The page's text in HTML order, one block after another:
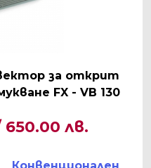
за открит
FX - VB 130
650.00 лв.